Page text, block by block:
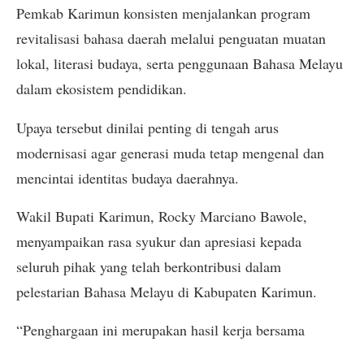
Pemkab Karimun konsisten menjalankan program
revitalisasi bahasa daerah melalui penguatan muatan
lokal, literasi budaya, serta penggunaan Bahasa Melayu
dalam ekosistem pendidikan.
Upaya tersebut dinilai penting di tengah arus
modernisasi agar generasi muda tetap mengenal dan
mencintai identitas budaya daerahnya.
Wakil Bupati Karimun, Rocky Marciano Bawole,
menyampaikan rasa syukur dan apresiasi kepada
seluruh pihak yang telah berkontribusi dalam
pelestarian Bahasa Melayu di Kabupaten Karimun.
“Penghargaan ini merupakan hasil kerja bersama